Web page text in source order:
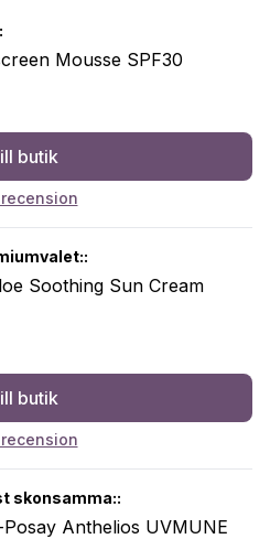
Mousse SPF30
butik
Soothing Sun Cream
butik
skonsamma::
Anthelios UVMUNE